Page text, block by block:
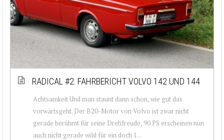
RADICAL #2: FAHRBERICHT VOLVO 142 UND 144
Achtsamkeit Und man staunt dann schon, wie gut das
vorwärtsgeht. Der B20-Motor von Volvo ist zwar nicht
gerade berühmt für seine Drehfreude, 90 PS erscheinen nun
auch nicht gerade wild für ein doch 1...